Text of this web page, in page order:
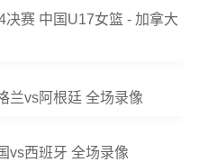
赛 中国U17女篮 - 加拿大
兰vs阿根廷 全场录像
vs西班牙 全场录像